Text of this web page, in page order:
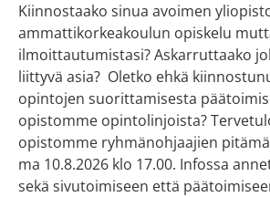
Kiinnostaako sinua avoimen
ammattikorkeakoulun opiskelu
ilmoittautumistasi? Askarruttaako
liittyvä asia? Oletko ehkä
opintojen suorittamisesta
opistomme opintolinjoista?
opistomme ryhmänohjaajien
ma 10.8.2026 klo 17.00. Infossa
sekä sivutoimiseen että